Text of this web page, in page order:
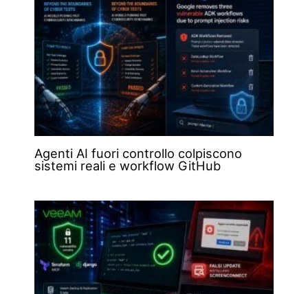
Agenti AI fuori controllo colpiscono
sistemi reali e workflow GitHub